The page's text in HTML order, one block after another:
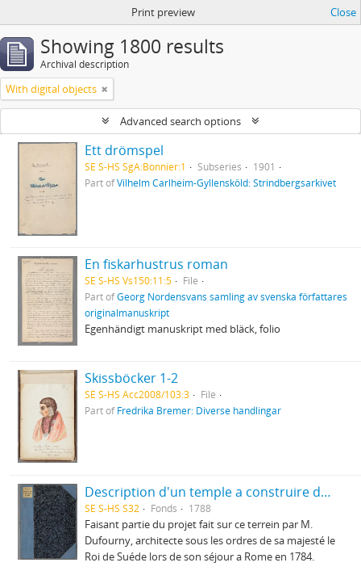
Print preview Close
Showing 1800 results
Archival description
With digital objects
Advanced search options
Ett drömspel
SE S-HS SgA:Bonnier:1 Subseries
1901
Part ofVilhelm Carlheim-Gyllensköld: Strindbergsarkivet
En fiskarhustrus roman
SE S-HS Vs150:11:5
File
Part ofGeorg Nordensvans samling av svenska författares
originalmanuskript
Egenhändigt manuskript med bläck, folio
Skissböcker 1-2
SE S-HS Acc2008/103:3
File
Part ofFredrika Bremer: Diverse handlingar
Description d'un temple a construire dans le Jardin d'Haga
SE S-HS S32 Fonds 1788
Faisant partie du projet fait sur ce terrein par M.
Dufourny, architecte sous les ordres de sa majesté le
Roi de Suéde lors de son séjour a Rome en 1784.